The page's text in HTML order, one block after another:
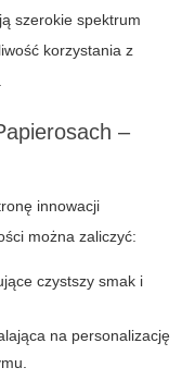
szerokie spektrum
korzystania z
–
innowacji
można zaliczyć:
czystszy smak i
na personalizację